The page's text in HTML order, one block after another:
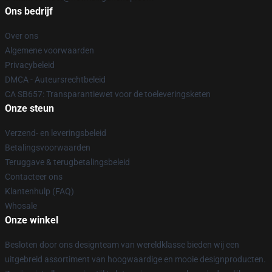
Ons bedrijf
Over ons
Algemene voorwaarden
Privacybeleid
DMCA - Auteursrechtbeleid
CA SB657: Transparantiewet voor de toeleveringsketen
Onze steun
Verzend- en leveringsbeleid
Betalingsvoorwaarden
Teruggave & terugbetalingsbeleid
Contacteer ons
Klantenhulp (FAQ)
Whosale
Onze winkel
Besloten door ons designteam van wereldklasse bieden wij een
uitgebreid assortiment van hoogwaardige en mooie designproducten.